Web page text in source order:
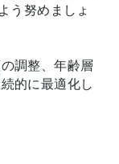
う努めましょ
調整、年齢層
的に最適化し